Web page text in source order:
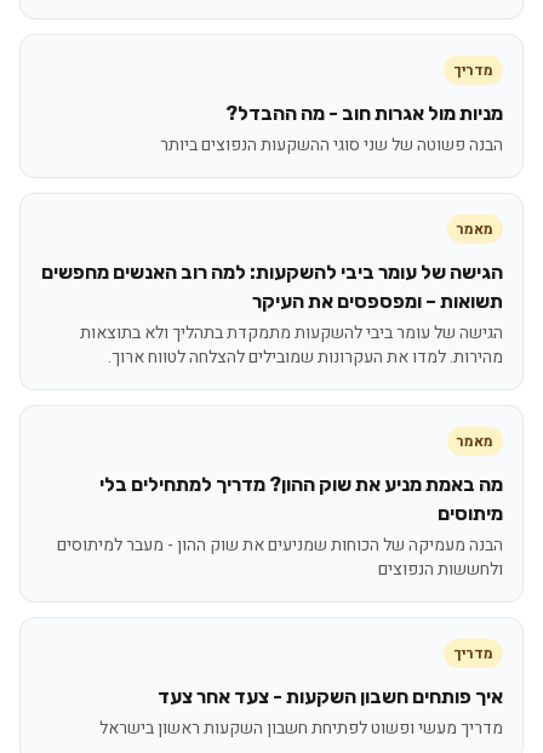
מדריך
מניות מול אגרות חוב - מה ההבדל?
הבנה פשוטה של שני סוגי ההשקעות הנפוצים ביותר
מאמר
הגישה של עומר ביבי להשקעות: למה רוב האנשים מחפשים
תשואות – ומפספסים את העיקר
הגישה של עומר ביבי להשקעות מתמקדת בתהליך ולא בתוצאות
מהירות. למדו את העקרונות שמובילים להצלחה לטווח ארוך.
מאמר
מה באמת מניע את שוק ההון? מדריך למתחילים בלי
מיתוסים
הבנה מעמיקה של הכוחות שמניעים את שוק ההון - מעבר למיתוסים
ולחששות הנפוצים
מדריך
איך פותחים חשבון השקעות - צעד אחר צעד
מדריך מעשי ופשוט לפתיחת חשבון השקעות ראשון בישראל